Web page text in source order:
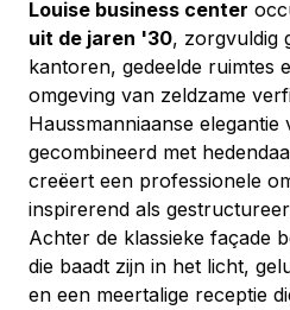
Louise business center
uit de jaren '30, zorgvuldig
kantoren, gedeelde ruimtes
omgeving van zeldzame
Haussmanniaanse elegantie
gecombineerd met
creëert een professionele
inspirerend als
Achter de klassieke façade
die baadt zijn in het licht,
en een meertalige receptie